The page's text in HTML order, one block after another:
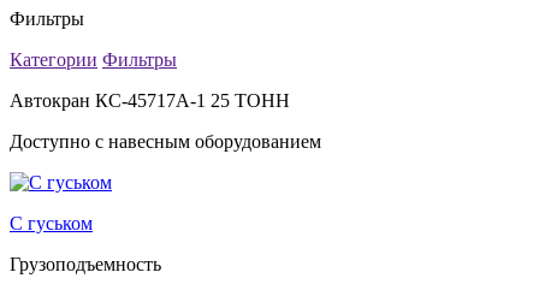
Фильтры
Категории Фильтры
Автокран КС-45717А-1 25 ТОНН
Доступно с навесным оборудованием
С гуськом
Грузоподъемность